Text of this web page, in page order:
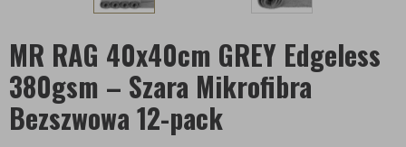
MR RAG 40x40cm GREY Edgeless
380gsm – Szara Mikrofibra
Bezszwowa 12-pack